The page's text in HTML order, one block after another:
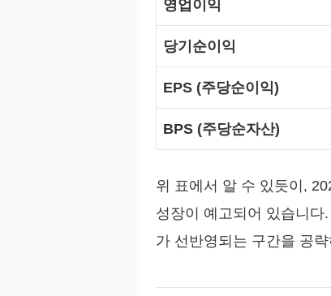
영업이익
당기순이익
EPS (주당순이익)
BPS (주당순자산)
위 표에서 알 수 있듯이,
성장이 예고되어 있습니
가 선반영되는 구간을 공